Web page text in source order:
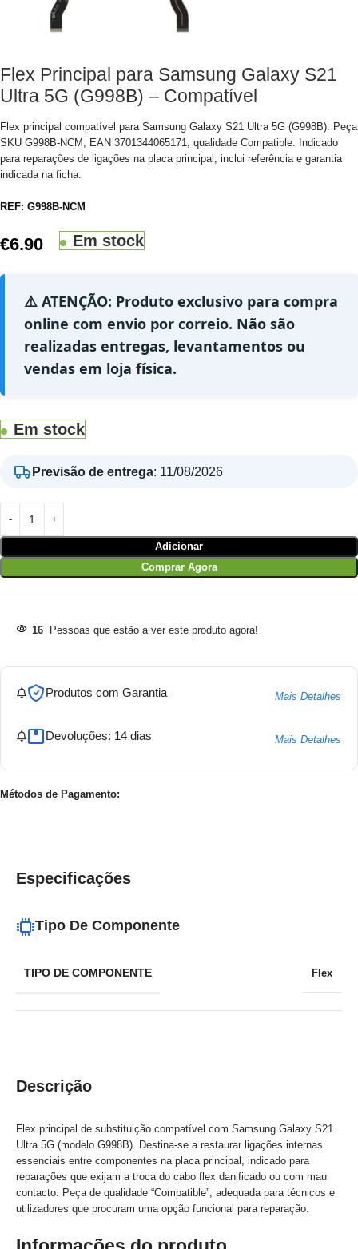
Flex Principal para Samsung Galaxy S21
Ultra 5G (G998B) – Compatível
Flex principal compatível para Samsung Galaxy S21 Ultra 5G (G998B). Peça
SKU G998B-NCM, EAN 3701344065171, qualidade Compatible. Indicado
para reparações de ligações na placa principal; inclui referência e garantia
indicada na ficha.
REF: G998B-NCM
€6.90 Em stock
⚠️ ATENÇÃO: Produto exclusivo para compra
online com envio por correio. Não são
realizadas entregas, levantamentos ou
vendas em loja física.
Em stock
Previsão de entrega: 11/08/2026
Adicionar
Comprar Agora
16 Pessoas que estão a ver este produto agora!
Produtos com Garantia Mais Detalhes
Devoluções: 14 dias Mais Detalhes
Métodos de Pagamento:
Descrição
Flex principal de substituição compatível com Samsung Galaxy S21
Ultra 5G (modelo G998B). Destina-se a restaurar ligações internas
essenciais entre componentes na placa principal, indicado para
reparações que exijam a troca do cabo flex danificado ou com mau
contacto. Peça de qualidade “Compatible”, adequada para técnicos e
utilizadores que procuram uma opção funcional para reparação.
Especificações
Tipo De Componente
TIPO DE COMPONENTE Flex